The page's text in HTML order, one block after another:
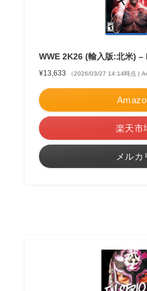
WWE 2K26 (輸入版:北米) –
¥13,633 （2026/03/27 14:14時点 |
楽天市
メルカ